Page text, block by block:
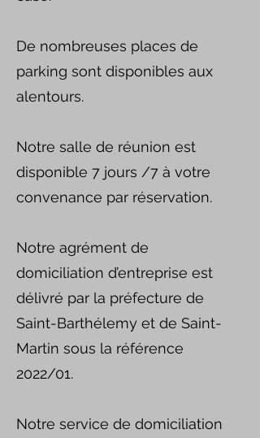
De nombreuses places de
parking sont disponibles aux
alentours.
Notre salle de réunion est
disponible 7 jours /7 à votre
convenance par réservation.
Notre agrément de
domiciliation d’entreprise est
délivré par la préfecture de
Saint-Barthélemy et de Saint-
Martin sous la référence
2022/01.
Notre service de domiciliation